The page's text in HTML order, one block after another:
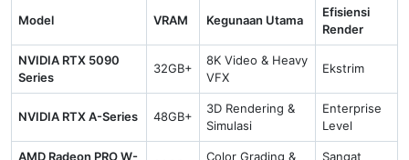
Model VRAM Kegunaan Utama
Efisiensi
Render
NVIDIA RTX 5090
Series
32GB+
8K Video & Heavy
VFX
Ekstrim
NVIDIA RTX A-Series 48GB+
3D Rendering &
Simulasi
Enterprise
Level
AMD Radeon PRO W-
Color Grading &
Sangat